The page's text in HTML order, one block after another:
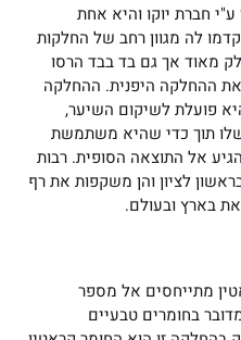
חברת יוקו והיא אחת
לה מגוון רחב של החלקות
מאוד אך גם בד בבד הרסו
ההחלקה היפנית. ההחלקה
פועלת לשיקום השיער,
תוך כדי שהיא משתמשת
אל התוצאה הסופית. רבות
לציון והן משקפות את רף
בארץ ובעולם.
מתייחסים אל מספר
בחומרים טבעיים